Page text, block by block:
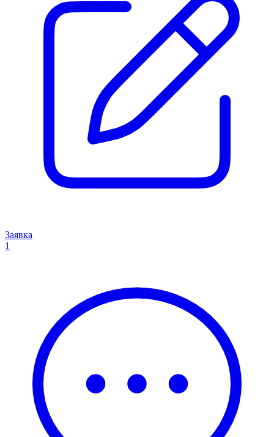
Заявка
1